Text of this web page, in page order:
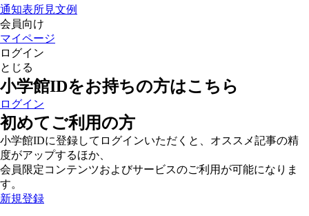
通知表所見文例
会員向け
マイページ
ログイン
とじる
小学館IDをお持ちの方はこちら
ログイン
初めてご利用の方
小学館IDに登録してログインいただくと、オススメ記事の精
度がアップするほか、
会員限定コンテンツおよびサービスのご利用が可能になりま
す。
新規登録